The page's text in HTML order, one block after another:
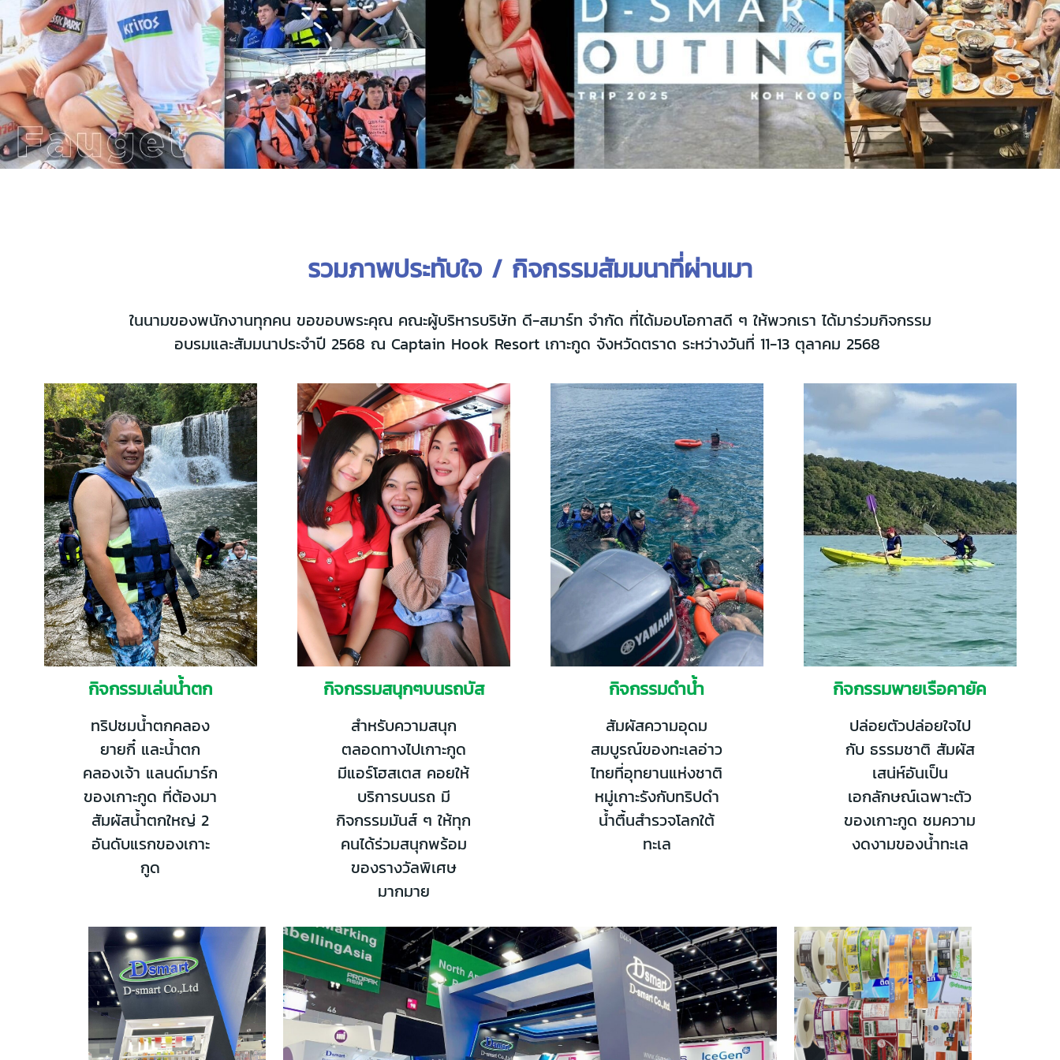
รวมภาพประทับใจ / กิจกรรมสัมมนาที่ผ่านมา
ในนามของพนักงานทุกคน ขอขอบพระคุณ คณะผู้บริหารบริษัท ดี-สมาร์ท จำกัด ที่ได้มอบโอกาสดี ๆ ให้พวกเรา ได้มาร่วมกิจกรรม
อบรมและสัมมนาประจำปี 2568 ณ Captain Hook Resort เกาะกูด จังหวัดตราด ระหว่างวันที่ 11-13 ตุลาคม 2568
กิจกรรมเล่นน้ำตก
ทริปชมน้ำตกคลอง
ยายกี๋ และน้ำตก
คลองเจ้า แลนด์มาร์ก
ของเกาะกูด ที่ต้องมา
สัมผัสน้ำตกใหญ่ 2
อันดับแรกของเกาะ
กูด
กิจกรรมสนุกๆบนรถบัส
สำหรับความสนุก
ตลอดทางไปเกาะกูด
มีแอร์โฮสเตส คอยให้
บริการบนรถ มี
กิจกรรมมันส์ ๆ ให้ทุก
คนได้ร่วมสนุกพร้อม
ของรางวัลพิเศษ
มากมาย
กิจกรรมดำน้ำ
สัมผัสความอุดม
สมบูรณ์ของทะเลอ่าว
ไทยที่อุทยานแห่งชาติ
หมู่เกาะรังกับทริปดำ
น้ำตื้นสำรวจโลกใต้
ทะเล
กิจกรรมพายเรือคายัค
ปล่อยตัวปล่อยใจไป
กับ ธรรมชาติ สัมผัส
เสน่ห์อันเป็น
เอกลักษณ์เฉพาะตัว
ของเกาะกูด ชมความ
งดงามของน้ำทะเล